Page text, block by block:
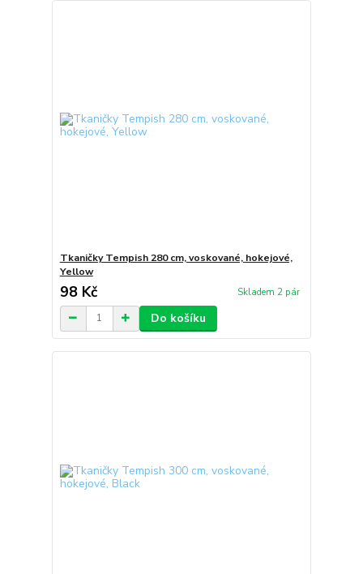
Tkaničky Tempish 280 cm, voskované, hokejové,
Yellow
98 Kč Skladem 2 pár
Do košíku